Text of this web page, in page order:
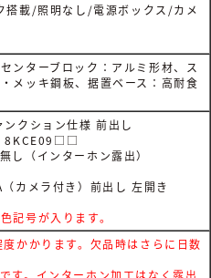
搭載/照明なし/電源ボックス/カメ
ンターブロック：アルミ形材、ス
メッキ鋼板、据置ベース：高耐食
クション仕様 前出し
8KCE09□□
し（インターホン露出）
カメラ付き）前出し 左開き
号が入ります。
かかります。欠品時はさらに日数
す。インターホン加工はなく露出